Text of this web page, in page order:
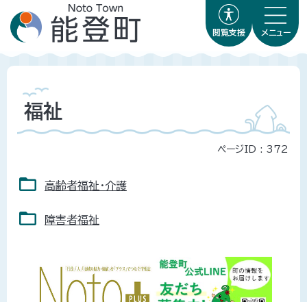
閲覧支援 メニュー
福祉
ページID : 372
高齢者福祉・介護
障害者福祉